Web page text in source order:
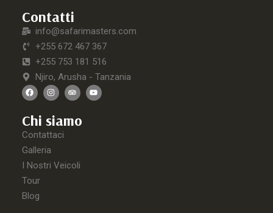
Contatti
info@safarimasters.com
+255 672 467 367
+255 753 181 516
Njiro, Arusha - Tanzania
Chi siamo
Contattaci
Galleria
I Nostri Veicoli
Tour
Blog